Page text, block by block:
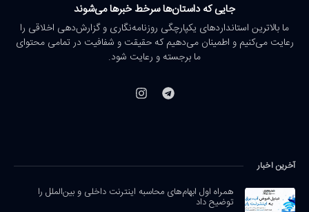
جایی که داستان‌ها سرخط خبرها می‌شوند
ما بالاترین استانداردهای یکپارچگی روزنامه‌نگاری و گزارش‌دهی اخلاقی را
رعایت می‌کنیم و اطمینان می‌دهیم که حقیقت و شفافیت در تمامی محتوای
ما برجسته و رعایت شود.
آخرین اخبار
همراه اول ابهام‌های محاسبه اینترنت داخلی و بین‌الملل را
توضیح داد